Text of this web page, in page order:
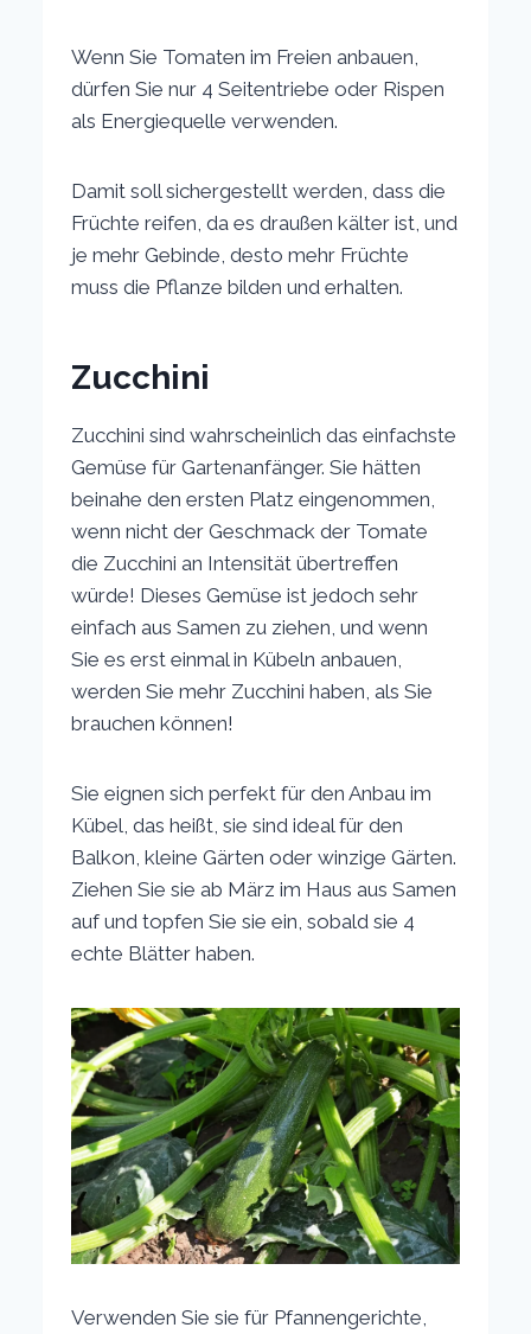
Wenn Sie Tomaten im Freien anbauen,
dürfen Sie nur 4 Seitentriebe oder Rispen
als Energiequelle verwenden.
Damit soll sichergestellt werden, dass die
Früchte reifen, da es draußen kälter ist, und
je mehr Gebinde, desto mehr Früchte
muss die Pflanze bilden und erhalten.
Zucchini
Zucchini sind wahrscheinlich das einfachste
Gemüse für Gartenanfänger. Sie hätten
beinahe den ersten Platz eingenommen,
wenn nicht der Geschmack der Tomate
die Zucchini an Intensität übertreffen
würde! Dieses Gemüse ist jedoch sehr
einfach aus Samen zu ziehen, und wenn
Sie es erst einmal in Kübeln anbauen,
werden Sie mehr Zucchini haben, als Sie
brauchen können!
Sie eignen sich perfekt für den Anbau im
Kübel, das heißt, sie sind ideal für den
Balkon, kleine Gärten oder winzige Gärten.
Ziehen Sie sie ab März im Haus aus Samen
auf und topfen Sie sie ein, sobald sie 4
echte Blätter haben.
Verwenden Sie sie für Pfannengerichte,